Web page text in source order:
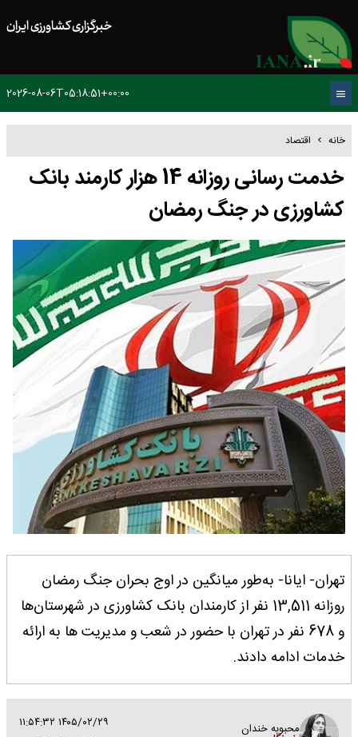
خبرگزاری کشاورزی ایران
2026-08-06T05:18:51+00:00
خانه اقتصاد
خدمت رسانی روزانه 14 هزار کارمند بانک
کشاورزی در جنگ رمضان
تهران- ایانا- به‌طور میانگین در اوج بحران جنگ رمضان
روزانه 13,511 نفر از کارمندان بانک کشاورزی در شهرستان‌ها
و 678 نفر در تهران با حضور در شعب و مدیریت ها به ارائه
خدمات ادامه دادند.
محبوبه خندان
۱۴۰۵/۰۲/۲۹ ۱۱:۵۴:۳۲